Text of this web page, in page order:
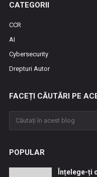
CATEGORII
CCR
AI
Cybersecurity
Drepturi Autor
FACEȚI CĂUTĂRI PE
POPULAR
Înțelege-ți